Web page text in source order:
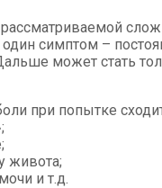
один симптом –
может стать
при попытке
живота;
и т.д.